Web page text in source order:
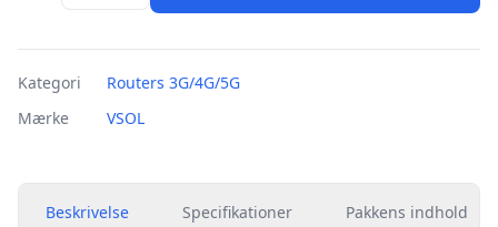
Kategori
Routers 3G/4G/5G
Mærke
VSOL
Beskrivelse Specifikationer Pakkens indhold